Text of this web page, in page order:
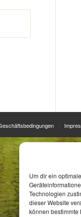
Um dir ein
Technologien
dieser Website
können bestimmte